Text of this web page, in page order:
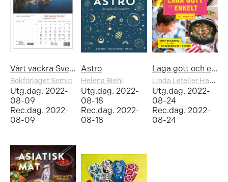
Vårt vackra Sverige almanacka 2023
Bokförlaget Semic
Utg.dag. 2022-
08-09
Rec.dag. 2022-
08-09
Astro
Helena Biehl
Utg.dag. 2022-
08-18
Rec.dag. 2022-
08-18
Laga gott och enkelt till familjen
Linda Letelier Hansson
Utg.dag. 2022-
08-24
Rec.dag. 2022-
08-24